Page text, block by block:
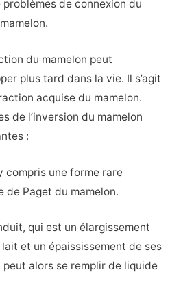
de connexion du
du mamelon peut
plus tard dans la vie. Il s’agit
acquise du mamelon.
de l’inversion du mamelon
:
compris une forme rare
de Paget du mamelon.
qui est un élargissement
lait et un épaississement de ses
peut alors se remplir de liquide